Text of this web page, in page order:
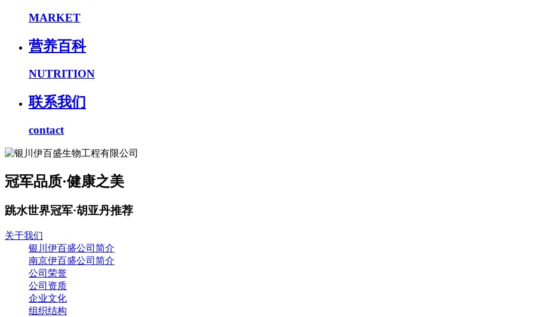
MARKET
营养百科
NUTRITION
联系我们
contact
冠军品质·健康之美
跳水世界冠军·胡亚丹推荐
关于我们
银川伊百盛公司简介
南京伊百盛公司简介
公司荣誉
公司资质
企业文化
组织结构